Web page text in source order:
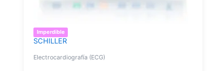
Imperdible
SCHILLER
Electrocardiografía (ECG)